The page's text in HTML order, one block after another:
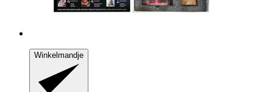
Winkelmandje